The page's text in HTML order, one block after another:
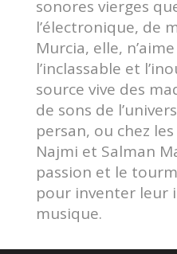
sonores vierges
l’électronique, de
Murcia, elle,
l’inclassable et
source vive des
de sons de
persan, ou chez
Najmi et Salman
passion et le
pour inventer leur
musique.